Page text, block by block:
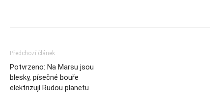
Předchozí článek
Potvrzeno: Na Marsu jsou
blesky, písečné bouře
elektrizují Rudou planetu